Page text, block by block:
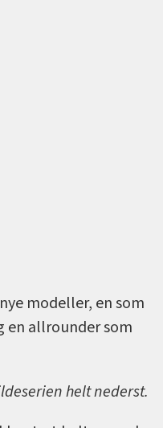
modeller, en som
en allrounder som
helt nederst.